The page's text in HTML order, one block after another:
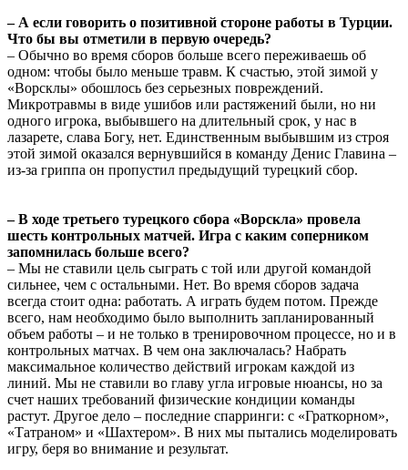
– А если говорить о позитивной стороне работы в Турции.
Что бы вы отметили в первую очередь?
– Обычно во время сборов больше всего переживаешь об
одном: чтобы было меньше травм. К счастью, этой зимой у
«Ворсклы» обошлось без серьезных повреждений.
Микротравмы в виде ушибов или растяжений были, но ни
одного игрока, выбывшего на длительный срок, у нас в
лазарете, слава Богу, нет. Единственным выбывшим из строя
этой зимой оказался вернувшийся в команду Денис Главина –
из-за гриппа он пропустил предыдущий турецкий сбор.
– В ходе третьего турецкого сбора «Ворскла» провела
шесть контрольных матчей. Игра с каким соперником
запомнилась больше всего?
– Мы не ставили цель сыграть с той или другой командой
сильнее, чем с остальными. Нет. Во время сборов задача
всегда стоит одна: работать. А играть будем потом. Прежде
всего, нам необходимо было выполнить запланированный
объем работы – и не только в тренировочном процессе, но и в
контрольных матчах. В чем она заключалась? Набрать
максимальное количество действий игрокам каждой из
линий. Мы не ставили во главу угла игровые нюансы, но за
счет наших требований физические кондиции команды
растут. Другое дело – последние спарринги: с «Граткорном»,
«Татраном» и «Шахтером». В них мы пытались моделировать
игру, беря во внимание и результат.